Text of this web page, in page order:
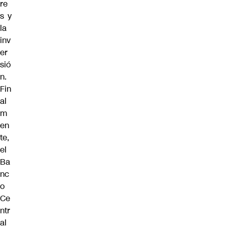
re
s y
la
inv
er
sió
n.
Fin
al
m
en
te,
el
Ba
nc
o
Ce
ntr
al